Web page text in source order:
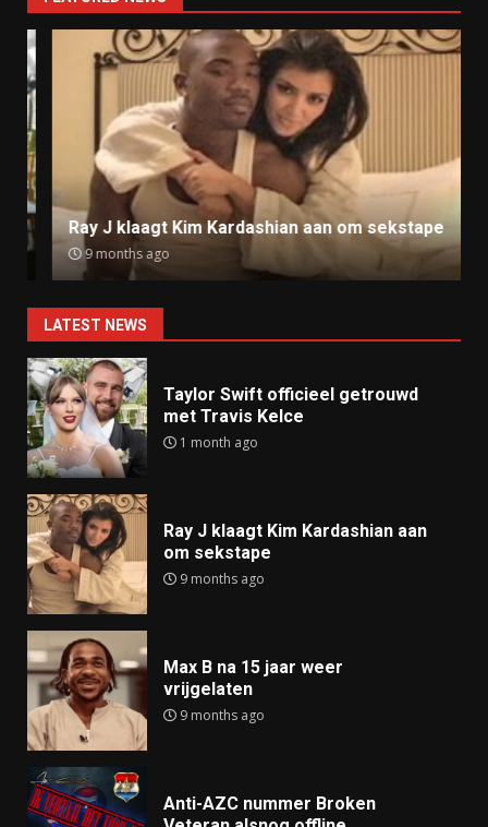
Ray J klaagt Kim Kardashian aan om sekstape
9 months ago
LATEST NEWS
Taylor Swift officieel getrouwd
met Travis Kelce
1 month ago
Ray J klaagt Kim Kardashian aan
om sekstape
9 months ago
Max B na 15 jaar weer
vrijgelaten
9 months ago
Anti-AZC nummer Broken